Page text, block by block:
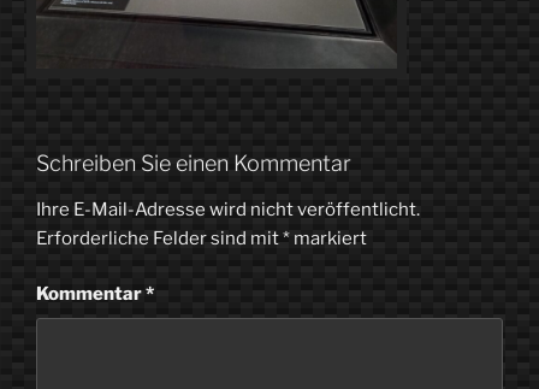
Schreiben Sie einen Kommentar
Ihre E-Mail-Adresse wird nicht veröffentlicht.
Erforderliche Felder sind mit* markiert
Kommentar*